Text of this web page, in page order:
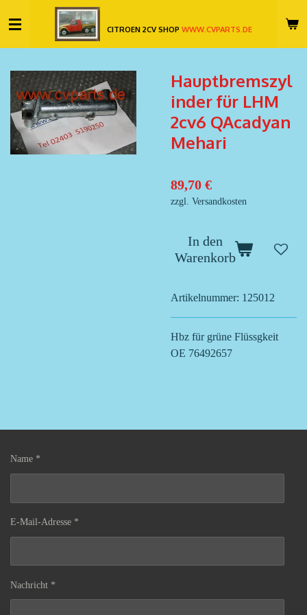
Hauptinhalt
springen
CITROEN 2CV SHOPWWW.CVPARTS.DE
Hauptbremszyl
inder für LHM
2cv6 QAcadyan
Mehari
89,70 €
zzgl. Versandkosten
In den
Warenkorb
Artikelnummer: 125012
Hbz für grüne Flüssgkeit
OE 76492657
Name *
E-Mail-Adresse *
Nachricht *